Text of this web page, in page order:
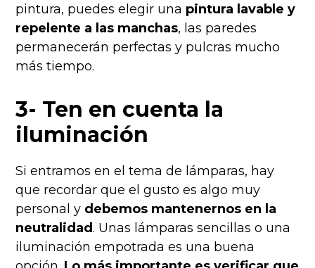
pintura, puedes elegir una pintura lavable y
repelente a las manchas, las paredes
permanecerán perfectas y pulcras mucho
más tiempo.
3- Ten en cuenta la
iluminación
Si entramos en el tema de lámparas, hay
que recordar que el gusto es algo muy
personal y debemos mantenernos en la
neutralidad. Unas lámparas sencillas o una
iluminación empotrada es una buena